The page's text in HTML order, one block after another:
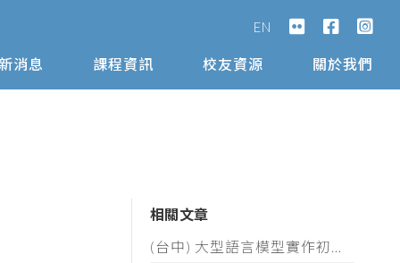
EN
消息 課程資訊 校友資源 關於我們
相關文章
(台中) 大型語言模型實作初階班 (第五期) 招生簡章